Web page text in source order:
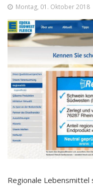
Montag, 01. Oktober 2018
Regionale Lebensmittel